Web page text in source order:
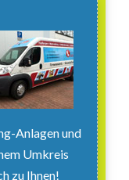
Anlagen und
Umkreis
zu Ihnen!